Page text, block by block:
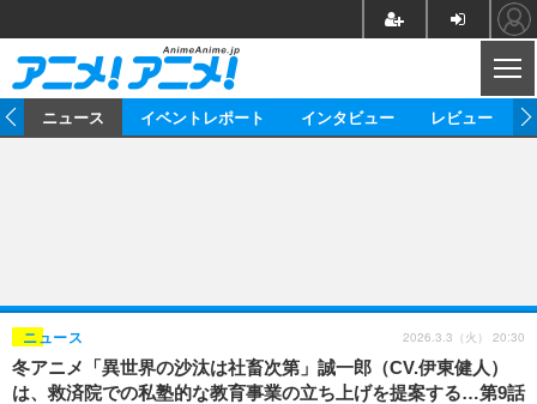
ゲーム グッズ
海外イベント ビジネス
俳優・タレント アーティスト
アニメ 実写
動画
ニュース イベントレポート インタビュー レビュー
冬アニメ「異世界の沙汰は社畜次第」誠一郎（CV.伊東健人）
は、救済院での私塾的な教育事業の立ち上げを提案する…第9話
ニュース 2026.3.3（火） 20:30